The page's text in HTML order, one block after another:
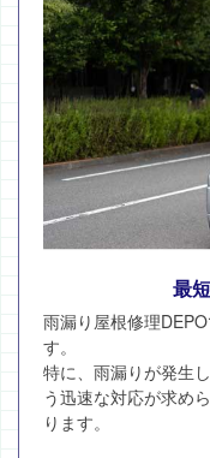
最
雨漏り屋根修理
す。
特に、雨漏りが発生
う迅速な対応が求め
ります。